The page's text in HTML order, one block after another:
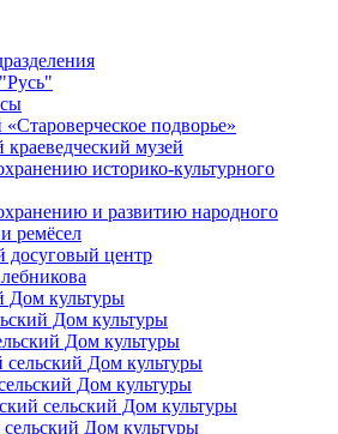
подворье»
краеведческий музей
историко-культурного
и развитию народного
ремёсел
досуговый центр
Дом культуры
Дом культуры
Дом культуры
сельский Дом культуры
Дом культуры
сельский Дом культуры
сельский Дом культуры